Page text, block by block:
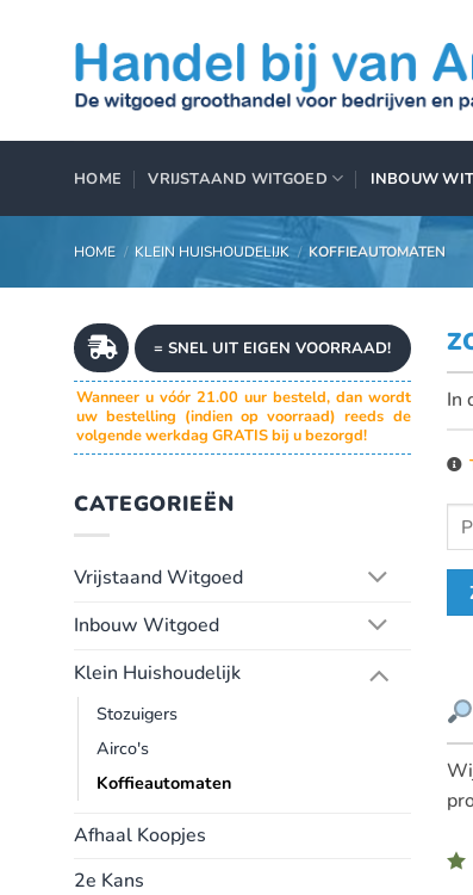
HOME VRIJSTAAND WITGOED INBOUW
HOME / KLEIN HUISHOUDELIJK / KOFFIEAUTOMATEN
= SNEL UIT EIGEN VOORRAAD!
Wanneer u vóór 21.00 uur besteld, dan wordt
uw bestelling (indien op voorraad) reeds de
volgende werkdag GRATIS bij u bezorgd!
CATEGORIEËN
Vrijstaand Witgoed
Inbouw Witgoed
Klein Huishoudelijk
Stozuigers
Airco's
Koffieautomaten
Afhaal Koopjes
2e Kans
In